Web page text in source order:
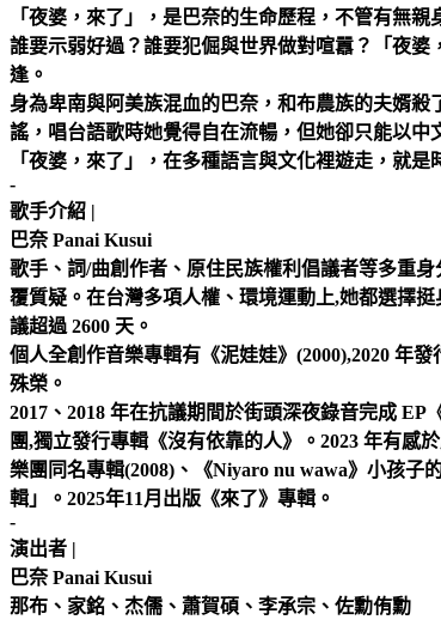
「夜婆，來了」，是巴奈的生命歷程，不管有無
誰要示弱好過？誰要犯倔與世界做對喧囂？「夜
逢。
身為卑南與阿美族混血的巴奈，和布農族的夫婿
謠，唱台語歌時她覺得自在流暢，但她卻只能以中
「夜婆，來了」，在多種語言與文化裡遊走，就是
-
歌手介紹 |
巴奈 Panai Kusui
歌手、詞/曲創作者、原住民族權利倡議者等多重
覆質疑。在台灣多項人權、環境運動上,她都選擇
議超過 2600 天。
個人全創作音樂專輯有《泥娃娃》(2000),2020 年
殊榮。
2017、2018 年在抗議期間於街頭深夜錄音完成
團,獨立發行專輯《沒有依靠的人》。2023 年有感
樂團同名專輯(2008)、《Niyaro nu wawa》小孩子
輯」。2025年11月出版《來了》專輯。
-
演出者 |
巴奈 Panai Kusui
那布、家銘、杰儒、蕭賀碩、李承宗、佐勳侑勳